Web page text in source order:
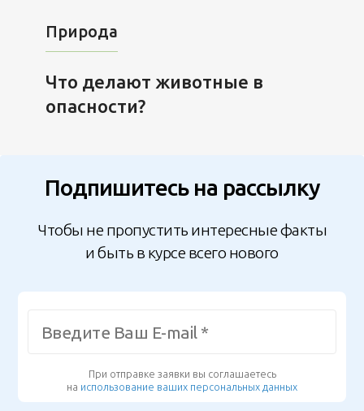
Природа
Что делают животные в
опасности?
Подпишитесь на рассылку
Чтобы не пропустить интересные факты
и быть в курсе всего нового
При отправке заявки вы соглашаетесь
на использование ваших персональных данных